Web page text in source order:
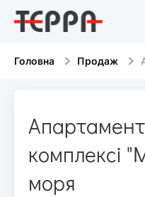
Головна Продаж
комплексі
моря